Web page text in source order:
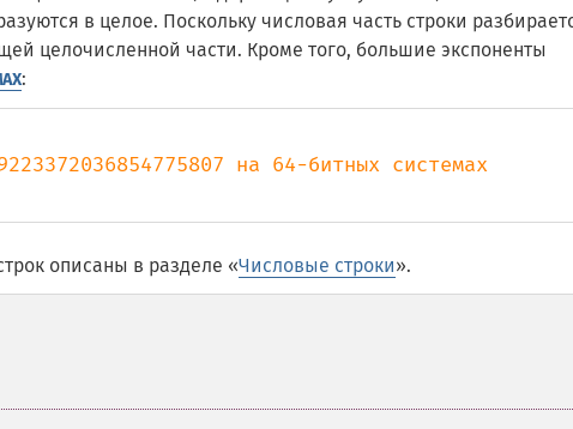
в целое. Поскольку числовая часть строки
целочисленной части. Кроме того, большие экспоненты
:
описаны в разделе «Числовые строки».